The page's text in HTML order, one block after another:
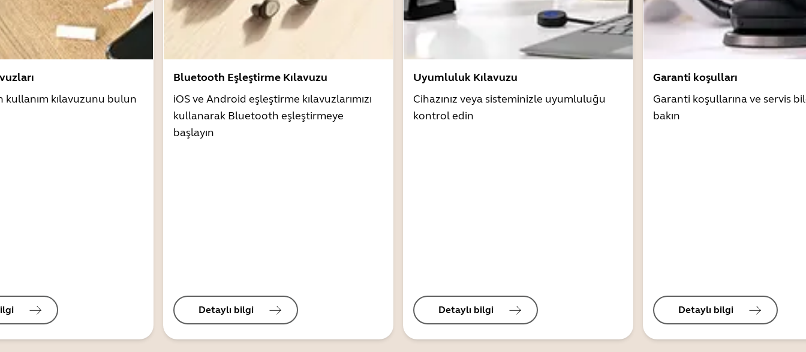
kılavuzunu bulun
Bluetooth Eşleştirme Kılavuzu
iOS ve Android eşleştirme kılavuzlarımızı
kullanarak Bluetooth eşleştirmeye
başlayın
Detaylı bilgi
Uyumluluk Kılavuzu
Cihazınız veya sisteminizle uyumluluğu
kontrol edin
Detaylı bilgi
Garanti koşulları
Garanti koşullarına ve servis
bakın
Detaylı bilgi